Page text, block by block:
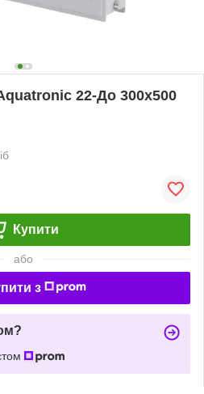
22-До 300х500
Купити
або
з